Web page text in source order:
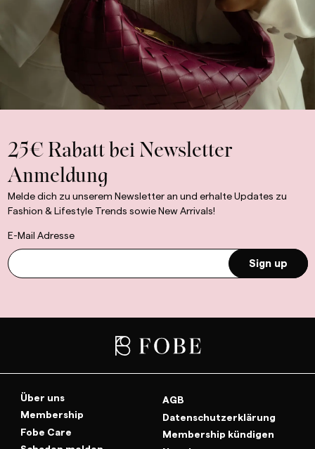
25€ Rabatt bei Newsletter
Anmeldung
Melde dich zu unserem Newsletter an und erhalte Updates zu
Fashion & Lifestyle Trends sowie New Arrivals!
E-Mail Adresse
Sign up
Über uns
Membership
Fobe Care
AGB
Datenschutzerklärung
Membership kündigen